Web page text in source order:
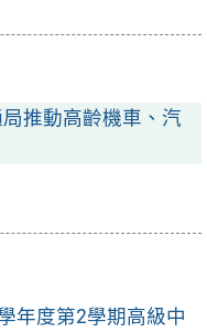
推動高齡機車、汽
年度第2學期高級中